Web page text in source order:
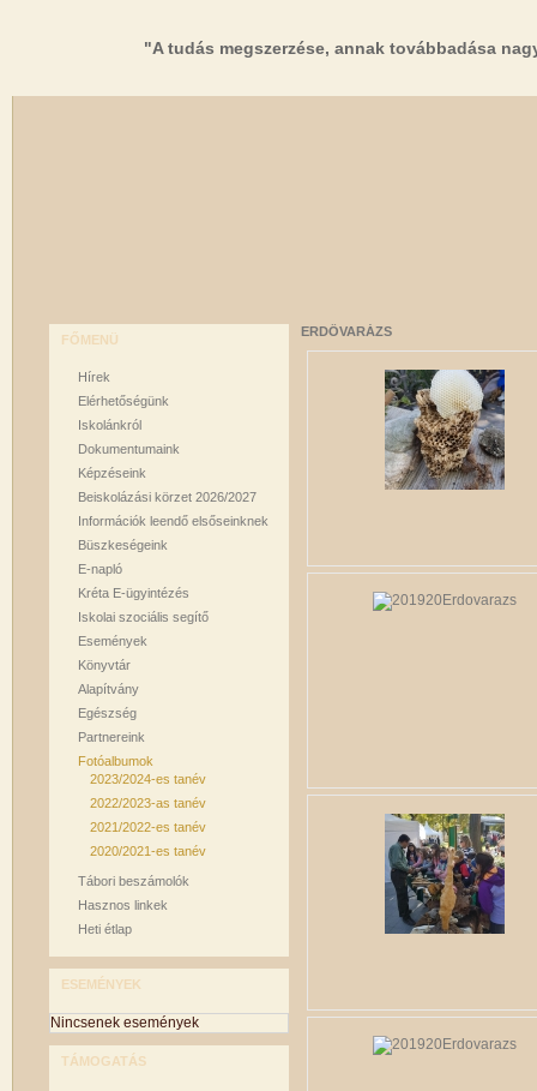
"A tudás megszerzése, annak továbbadása
FŐMENÜ
Hírek
Elérhetőségünk
Iskolánkról
Dokumentumaink
Képzéseink
Beiskolázási körzet 2026/2027
Információk leendő elsőseinknek
Büszkeségeink
E-napló
Kréta E-ügyintézés
Iskolai szociális segítő
Események
Könyvtár
Alapítvány
Egészség
Partnereink
Fotóalbumok
2023/2024-es tanév
2022/2023-as tanév
2021/2022-es tanév
2020/2021-es tanév
Tábori beszámolók
Hasznos linkek
Heti étlap
ESEMÉNYEK
Nincsenek események
TÁMOGATÁS
ERDŐVARÁZS